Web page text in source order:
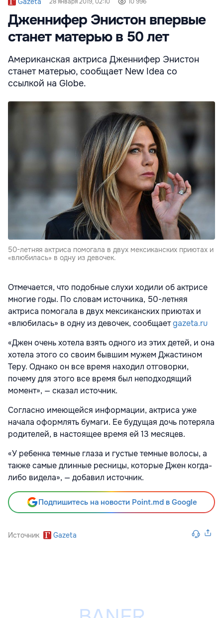
Дженнифер Энистон впервые
станет матерью в 50 лет
Американская актриса Дженнифер Энистон
станет матерью, сообщает New Idea со
ссылкой на Globe.
50-летняя актриса помогала в двух мексиканских приютах и
«влюбилась» в одну из девочек.
Отмечается, что подобные слухи ходили об актрисе
многие годы. По словам источника, 50-летняя
актриса помогала в двух мексиканских приютах и
«влюбилась» в одну из девочек, сообщаетgazeta.ru
«Джен очень хотела взять одного из этих детей, и она
хотела этого со своим бывшим мужем Джастином
Теру. Однако он все время находил отговорки,
почему для этого все время был неподходящий
момент», — сказал источник.
Согласно имеющейся информации, актриса уже
начала оформлять бумаги. Ее будущая дочь потеряла
родителей, в настоящее время ей 13 месяцев.
«У ребенка темные глаза и густые темные волосы, а
также самые длинные ресницы, которые Джен когда-
либо видела», — добавил источник.
Подпишитесь на новости Point.md в Google
Источник Gazeta